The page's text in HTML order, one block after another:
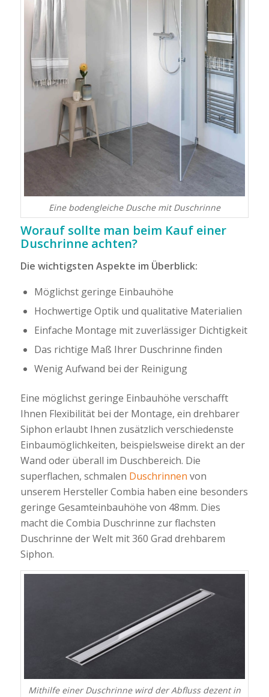
Eine bodengleiche Dusche mit Duschrinne
Worauf sollte man beim Kauf einer
Duschrinne achten?
Die wichtigsten Aspekte im Überblick:
Möglichst geringe Einbauhöhe
Hochwertige Optik und qualitative Materialien
Einfache Montage mit zuverlässiger Dichtigkeit
Das richtige Maß Ihrer Duschrinne finden
Wenig Aufwand bei der Reinigung
Eine möglichst geringe Einbauhöhe verschafft
Ihnen Flexibilität bei der Montage, ein drehbarer
Siphon erlaubt Ihnen zusätzlich verschiedenste
Einbaumöglichkeiten, beispielsweise direkt an der
Wand oder überall im Duschbereich. Die
superflachen, schmalen Duschrinnen von
unserem Hersteller Combia haben eine besonders
geringe Gesamteinbauhöhe von 48mm. Dies
macht die Combia Duschrinne zur flachsten
Duschrinne der Welt mit 360 Grad drehbarem
Siphon.
Mithilfe einer Duschrinne wird der Abfluss dezent in